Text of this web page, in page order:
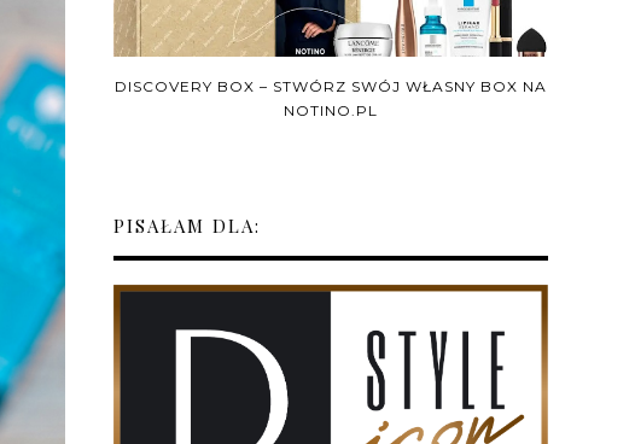
DISCOVERY BOX – STWÓRZ SWÓJ WŁASNY BOX NA
NOTINO.PL
PISAŁAM DLA: